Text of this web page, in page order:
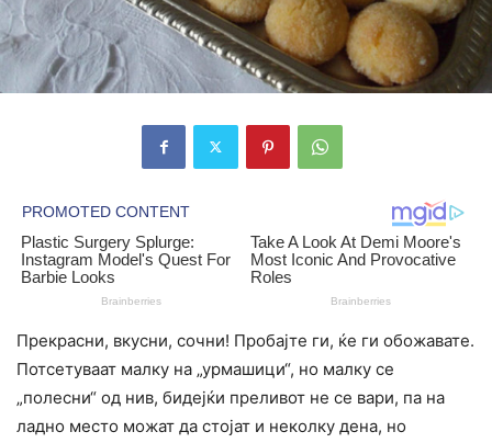
Прекрасни, вкусни, сочни! Пробајте ги, ќе ги обожавате.
Потсетуваат малку на „урмашици“, но малку се
„полесни“ од нив, бидејќи преливот не се вари, па на
ладно место можат да стојат и неколку дена, но